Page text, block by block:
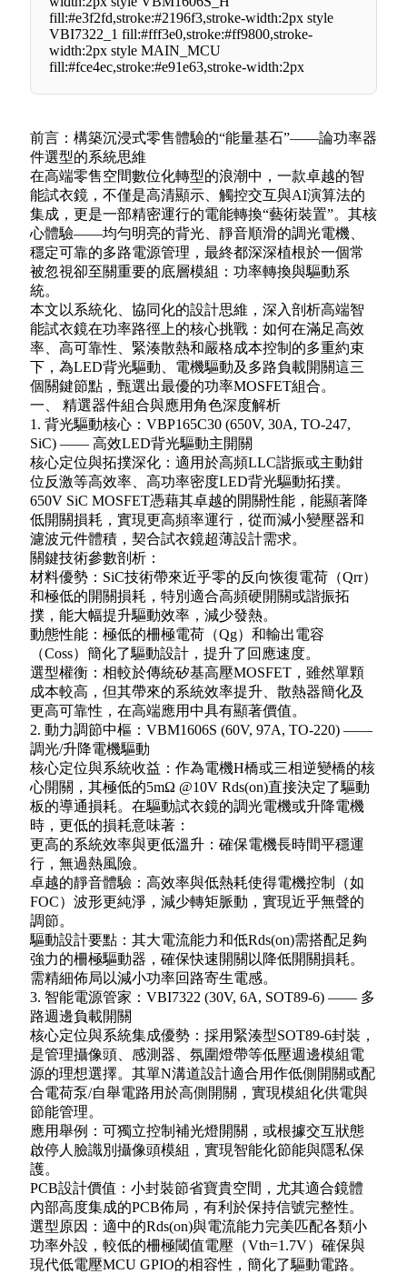
fill:#e3f2fd,stroke:#2196f3,stroke-width:2px style
VBI7322_1 fill:#fff3e0,stroke:#ff9800,stroke-
width:2px style MAIN_MCU
fill:#fce4ec,stroke:#e91e63,stroke-width:2px
前言：構築沉浸式零售體驗的“能量基石”——論功率器
件選型的系統思維
在高端零售空間數位化轉型的浪潮中，一款卓越的智
能試衣鏡，不僅是高清顯示、觸控交互與AI演算法的
集成，更是一部精密運行的電能轉換“藝術裝置”。其核
心體驗——均勻明亮的背光、靜音順滑的調光電機、
穩定可靠的多路電源管理，最終都深深植根於一個常
被忽視卻至關重要的底層模組：功率轉換與驅動系
統。
本文以系統化、協同化的設計思維，深入剖析高端智
能試衣鏡在功率路徑上的核心挑戰：如何在滿足高效
率、高可靠性、緊湊散熱和嚴格成本控制的多重約束
下，為LED背光驅動、電機驅動及多路負載開關這三
個關鍵節點，甄選出最優的功率MOSFET組合。
一、 精選器件組合與應用角色深度解析
1. 背光驅動核心：VBP165C30 (650V, 30A, TO-247,
SiC) —— 高效LED背光驅動主開關
核心定位與拓撲深化：適用於高頻LLC諧振或主動鉗
位反激等高效率、高功率密度LED背光驅動拓撲。
650V SiC MOSFET憑藉其卓越的開關性能，能顯著降
低開關損耗，實現更高頻率運行，從而減小變壓器和
濾波元件體積，契合試衣鏡超薄設計需求。
關鍵技術參數剖析：
材料優勢：SiC技術帶來近乎零的反向恢復電荷（Qrr）
和極低的開關損耗，特別適合高頻硬開關或諧振拓
撲，能大幅提升驅動效率，減少發熱。
動態性能：極低的柵極電荷（Qg）和輸出電容
（Coss）簡化了驅動設計，提升了回應速度。
選型權衡：相較於傳統矽基高壓MOSFET，雖然單顆
成本較高，但其帶來的系統效率提升、散熱器簡化及
更高可靠性，在高端應用中具有顯著價值。
2. 動力調節中樞：VBM1606S (60V, 97A, TO-220) ——
調光/升降電機驅動
核心定位與系統收益：作為電機H橋或三相逆變橋的核
心開關，其極低的5mΩ @10V Rds(on)直接決定了驅動
板的導通損耗。在驅動試衣鏡的調光電機或升降電機
時，更低的損耗意味著：
更高的系統效率與更低溫升：確保電機長時間平穩運
行，無過熱風險。
卓越的靜音體驗：高效率與低熱耗使得電機控制（如
FOC）波形更純淨，減少轉矩脈動，實現近乎無聲的
調節。
驅動設計要點：其大電流能力和低Rds(on)需搭配足夠
強力的柵極驅動器，確保快速開關以降低開關損耗。
需精細佈局以減小功率回路寄生電感。
3. 智能電源管家：VBI7322 (30V, 6A, SOT89-6) —— 多
路週邊負載開關
核心定位與系統集成優勢：採用緊湊型SOT89-6封裝，
是管理攝像頭、感測器、氛圍燈帶等低壓週邊模組電
源的理想選擇。其單N溝道設計適合用作低側開關或配
合電荷泵/自舉電路用於高側開關，實現模組化供電與
節能管理。
應用舉例：可獨立控制補光燈開關，或根據交互狀態
啟停人臉識別攝像頭模組，實現智能化節能與隱私保
護。
PCB設計價值：小封裝節省寶貴空間，尤其適合鏡體
內部高度集成的PCB佈局，有利於保持信號完整性。
選型原因：適中的Rds(on)與電流能力完美匹配各類小
功率外設，較低的柵極閾值電壓（Vth=1.7V）確保與
現代低電壓MCU GPIO的相容性，簡化了驅動電路。